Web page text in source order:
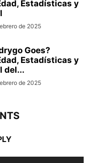
Estadísticas y
de 2025
Goes?
Estadísticas y
del...
de 2025